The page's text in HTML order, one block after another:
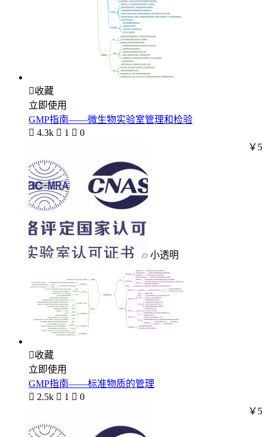
收藏
立即使用
GMP指南——微生物实验室管理和检验
 4.3k  1  0
小透明
￥5
收藏
立即使用
GMP指南——标准物质的管理
 2.5k  1  0
￥5